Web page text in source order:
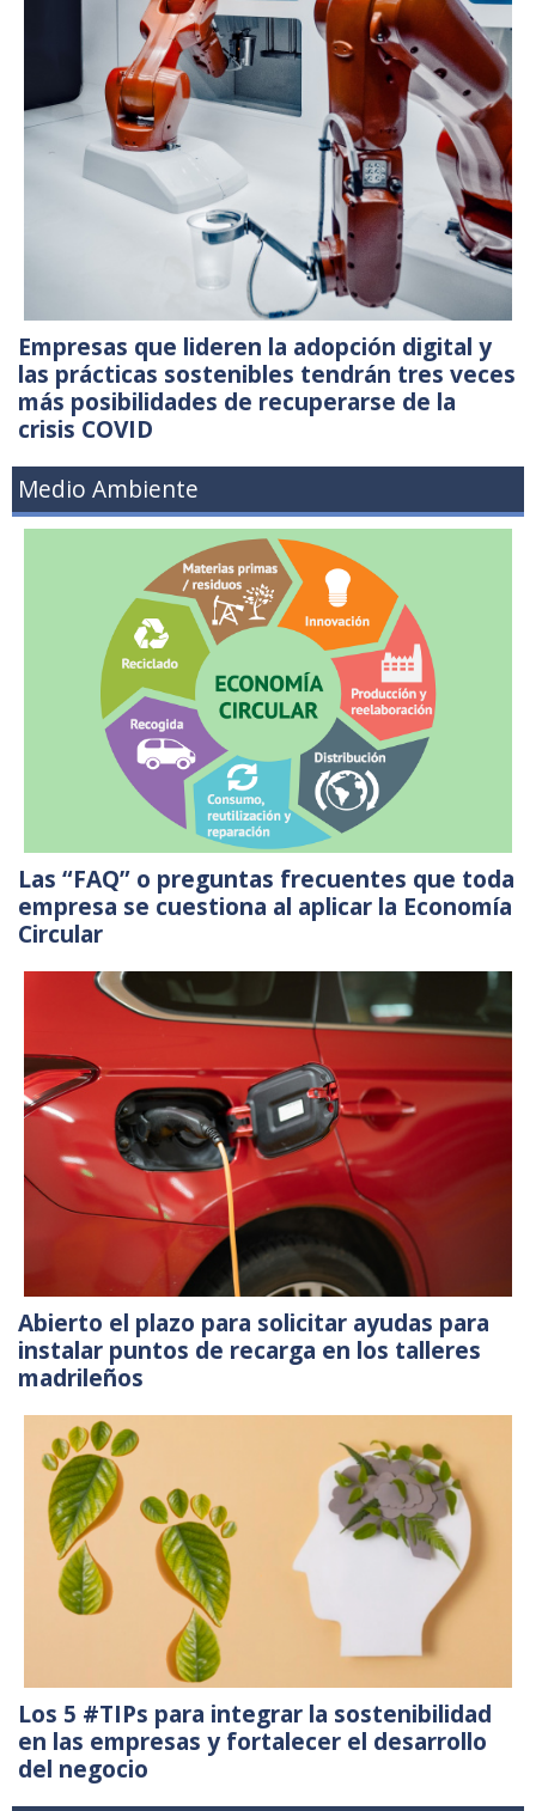
Empresas que lideren la adopción digital y
las prácticas sostenibles tendrán tres veces
más posibilidades de recuperarse de la
crisis COVID
Medio Ambiente
Las “FAQ” o preguntas frecuentes que toda
empresa se cuestiona al aplicar la Economía
Circular
Abierto el plazo para solicitar ayudas para
instalar puntos de recarga en los talleres
madrileños
Los 5 #TIPs para integrar la sostenibilidad
en las empresas y fortalecer el desarrollo
del negocio